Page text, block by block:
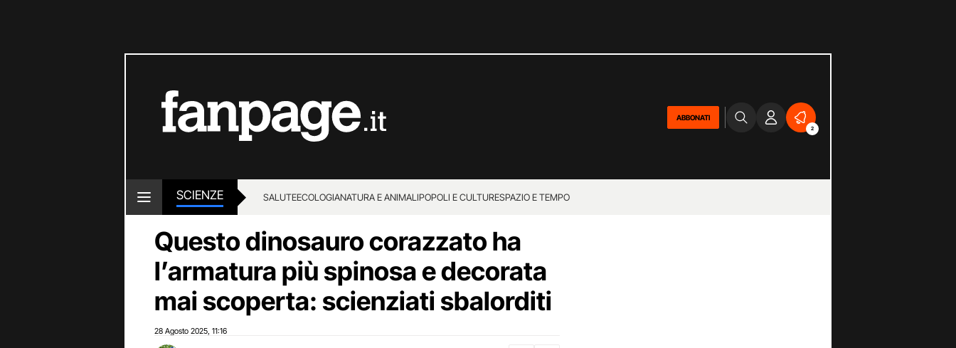
ABBONATI
2
SCIENZE SALUTEECOLOGIANATURA E ANIMALIPOPOLI E CULTURESPAZIO E TEMPO
Questo dinosauro corazzato ha
l’armatura più spinosa e decorata
mai scoperta: scienziati sbalorditi
28 Agosto 2025 11:16